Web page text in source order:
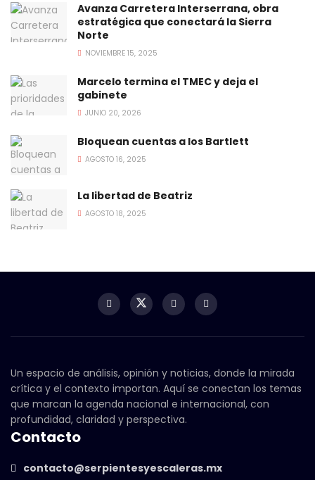
Avanza Carretera Interserrana, obra
estratégica que conectará la Sierra
Norte
NOVIEMBRE 15, 2025
Marcelo termina el TMEC y deja el
gabinete
JUNIO 20, 2026
Bloquean cuentas a los Bartlett
AGOSTO 16, 2025
La libertad de Beatriz
AGOSTO 18, 2025
Un espacio de análisis, opinión y noticias, donde la mirada
crítica y el contexto importan. Aquí se conectan los temas
que marcan la agenda nacional e internacional, con
profundidad, claridad y perspectiva.
Contacto
contacto@serpientesyescaleras.mx